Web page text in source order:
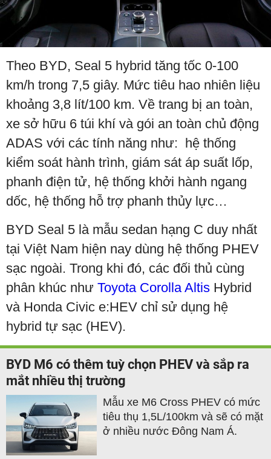
Theo BYD, Seal 5 hybrid tăng tốc 0-100
km/h trong 7,5 giây. Mức tiêu hao nhiên liệu
khoảng 3,8 lít/100 km. Về trang bị an toàn,
xe sở hữu 6 túi khí và gói an toàn chủ động
ADAS với các tính năng như: hệ thống
kiểm soát hành trình, giám sát áp suất lốp,
phanh điện tử, hệ thống khởi hành ngang
dốc, hệ thống hỗ trợ phanh thủy lực…
BYD Seal 5 là mẫu sedan hạng C duy nhất
tại Việt Nam hiện nay dùng hệ thống PHEV
sạc ngoài. Trong khi đó, các đối thủ cùng
phân khúc như Toyota Corolla Altis Hybrid
và Honda Civic e:HEV chỉ sử dụng hệ
hybrid tự sạc (HEV).
BYD M6 có thêm tuỳ chọn PHEV và sắp ra
mắt nhiều thị trường
Mẫu xe M6 Cross PHEV có mức
tiêu thụ 1,5L/100km và sẽ có mặt
ở nhiều nước Đông Nam Á.